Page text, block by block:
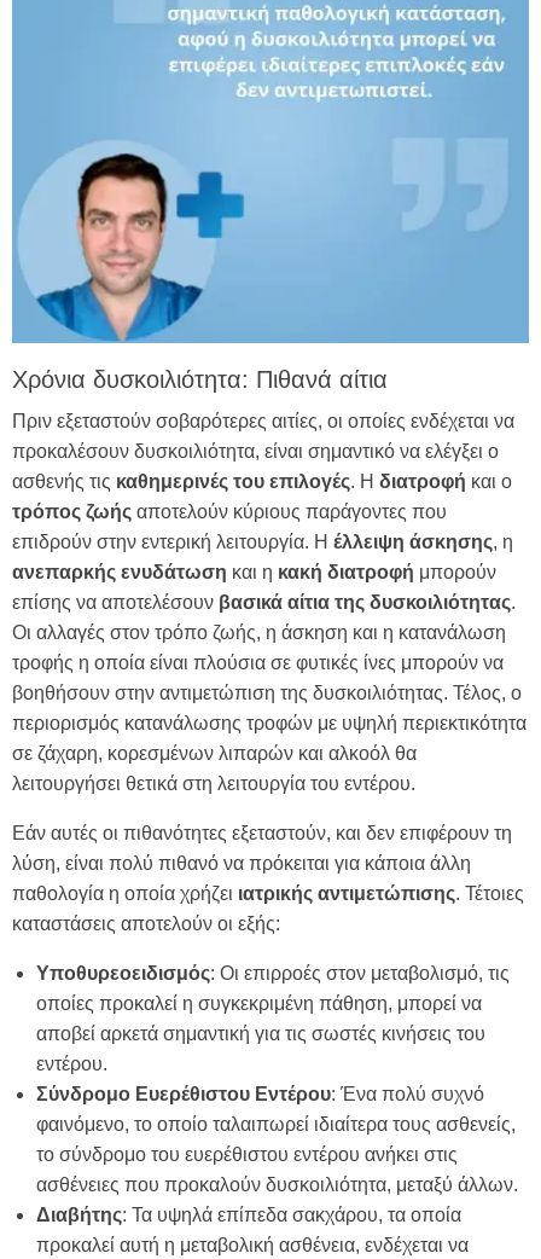
Χρόνια δυσκοιλιότητα: Πιθανά αίτια
Πριν εξεταστούν σοβαρότερες αιτίες, οι οποίες ενδέχεται να
προκαλέσουν δυσκοιλιότητα, είναι σημαντικό να ελέγξει ο
ασθενής τις καθημερινές του επιλογές. Η διατροφή και ο
τρόπος ζωής αποτελούν κύριους παράγοντες που
επιδρούν στην εντερική λειτουργία. Η έλλειψη άσκησης, η
ανεπαρκής ενυδάτωση και η κακή διατροφή μπορούν
επίσης να αποτελέσουν βασικά αίτια της δυσκοιλιότητας.
Οι αλλαγές στον τρόπο ζωής, η άσκηση και η κατανάλωση
τροφής η οποία είναι πλούσια σε φυτικές ίνες μπορούν να
βοηθήσουν στην αντιμετώπιση της δυσκοιλιότητας. Τέλος, ο
περιορισμός κατανάλωσης τροφών με υψηλή περιεκτικότητα
σε ζάχαρη, κορεσμένων λιπαρών και αλκοόλ θα
λειτουργήσει θετικά στη λειτουργία του εντέρου.
Εάν αυτές οι πιθανότητες εξεταστούν, και δεν επιφέρουν τη
λύση, είναι πολύ πιθανό να πρόκειται για κάποια άλλη
παθολογία η οποία χρήζει ιατρικής αντιμετώπισης. Τέτοιες
καταστάσεις αποτελούν οι εξής:
Υποθυρεοειδισμός: Οι επιρροές στον μεταβολισμό, τις
οποίες προκαλεί η συγκεκριμένη πάθηση, μπορεί να
αποβεί αρκετά σημαντική για τις σωστές κινήσεις του
εντέρου.
Σύνδρομο Ευερέθιστου Εντέρου: Ένα πολύ συχνό
φαινόμενο, το οποίο ταλαιπωρεί ιδιαίτερα τους ασθενείς,
το σύνδρομο του ευερέθιστου εντέρου ανήκει στις
ασθένειες που προκαλούν δυσκοιλιότητα, μεταξύ άλλων.
Διαβήτης: Τα υψηλά επίπεδα σακχάρου, τα οποία
προκαλεί αυτή η μεταβολική ασθένεια, ενδέχεται να